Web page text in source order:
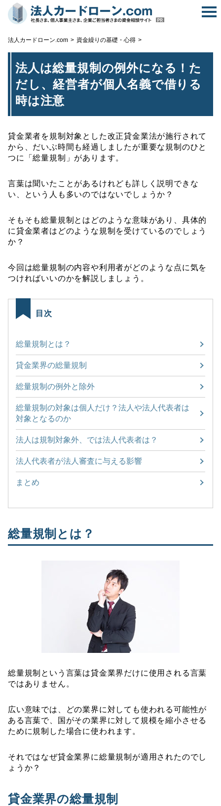
無
法人カードローン.com 資金繰りの基礎・心得
法人は総量規制の例外になる！た
だし、経営者が個人名義で借りる
時は注意
貸金業者を規制対象とした改正貸金業法が施行されて
から、だいぶ時間も経過しましたが重要な規制のひと
つに「総量規制」があります。
言葉は聞いたことがあるけれども詳しく説明できな
い、という人も多いのではないでしょうか？
そもそも総量規制とはどのような意味があり、具体的
に貸金業者はどのような規制を受けているのでしょう
か？
今回は総量規制の内容や利用者がどのような点に気を
つければいいのかを解説しましょう。
目次
総量規制とは？
貸金業界の総量規制
総量規制の例外と除外
総量規制の対象は個人だけ？法人や法人代表者は
対象となるのか
法人は規制対象外、では法人代表者は？
法人代表者が法人審査に与える影響
まとめ
総量規制とは？
総量規制という言葉は貸金業界だけに使用される言葉
ではありません。
広い意味では、どの業界に対しても使われる可能性が
ある言葉で、国がその業界に対して規模を縮小させる
ために規制した場合に使われます。
それではなぜ貸金業界に総量規制が適用されたのでし
ょうか？
貸金業界の総量規制